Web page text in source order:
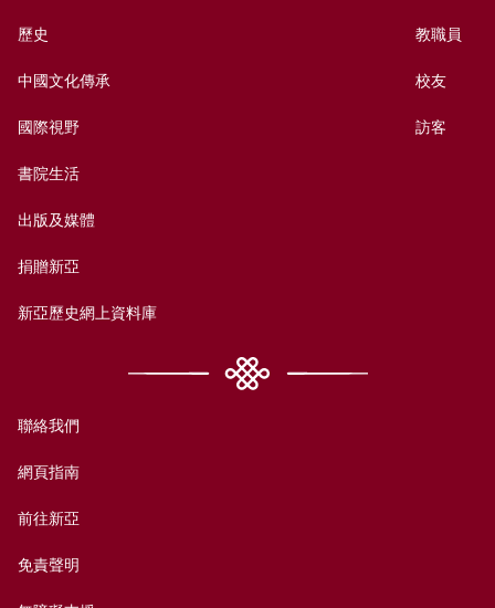
歷史
中國文化傳承
國際視野
書院生活
出版及媒體
捐贈新亞
新亞歷史網上資料庫
教職員
校友
訪客
聯絡我們
網頁指南
前往新亞
免責聲明